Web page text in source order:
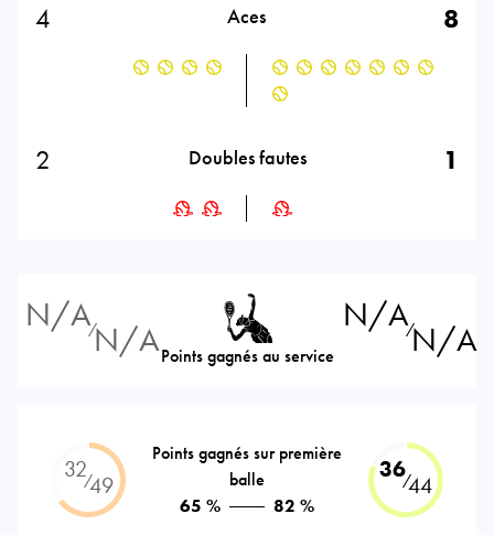
4 Aces 8
2 Doubles fautes 1
N/A⁄N/APoints gagnés au service
N/A⁄N/A
32⁄49
Points gagnés sur première
balle
65 %
82 %
36⁄44